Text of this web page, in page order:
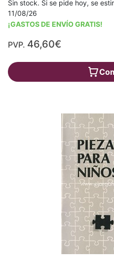
Sin stock. Si se pide hoy, se
11/08/26
¡GASTOS DE ENVÍO GRATIS!
PVP. 46,60€